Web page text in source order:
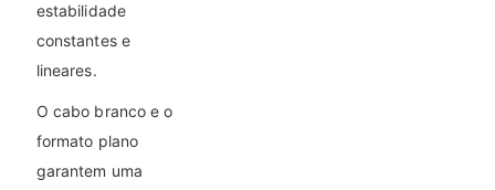
estabilidade
constantes e
lineares.
O cabo branco e o
formato plano
garantem uma